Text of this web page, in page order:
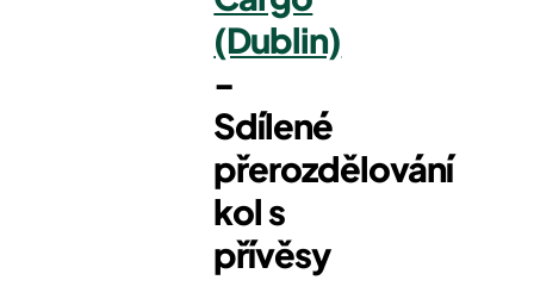
(Dublin)
-
Sdílené
přerozdělování
kol s
přívěsy